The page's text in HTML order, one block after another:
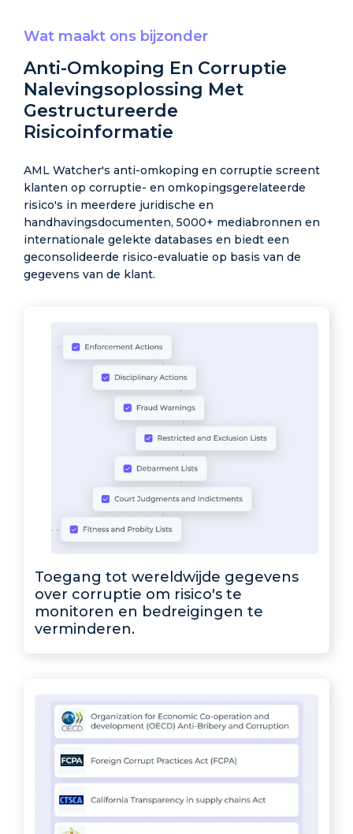
Wat maakt ons bijzonder
Anti-Omkoping En Corruptie
Nalevingsoplossing Met
Gestructureerde
Risicoinformatie
AML Watcher's anti-omkoping en corruptie screent
klanten op corruptie- en omkopingsgerelateerde
risico's in meerdere juridische en
handhavingsdocumenten, 5000+ mediabronnen en
internationale gelekte databases en biedt een
geconsolideerde risico-evaluatie op basis van de
gegevens van de klant.
Toegang tot wereldwijde gegevens
over corruptie om risico's te
monitoren en bedreigingen te
verminderen.